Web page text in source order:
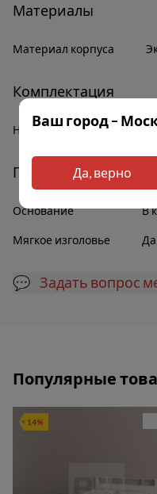
Материалы
Материал корпуса
Комплектация
Наличие полок Нет
Прочее
Основание В
Мягкое изголовье Да
💬 Задать вопрос
Популярные
14%
Ваш город –
Да, верно